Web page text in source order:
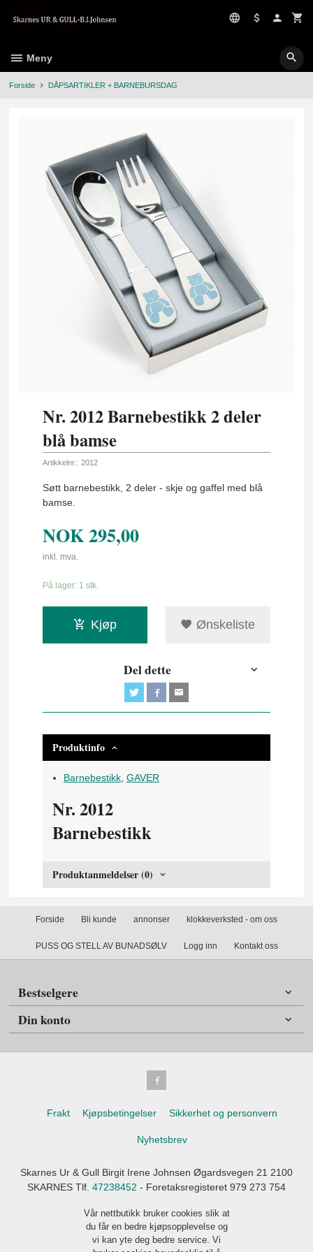
Meny
Forside DÅPSARTIKLER + BARNEBURSDAG
Nr. 2012 Barnebestikk 2 deler
blå bamse
Artikkelnr.: 2012
Søtt barnebestikk, 2 deler - skje og gaffel med blå
bamse.
NOK295,00
inkl. mva.
På lager: 1 stk.
Kjøp Ønskeliste
Del dette
Produktinfo
Barnebestikk, GAVER
Nr. 2012
Barnebestikk
Produktanmeldelser (0)
Forside Bli kunde annonser klokkeverksted - om oss
PUSS OG STELL AV BUNADSØLV Logg inn Kontakt oss
Bestselgere
Din konto
Frakt Kjøpsbetingelser Sikkerhet og personvern
Nyhetsbrev
Skarnes Ur & Gull Birgit Irene Johnsen Øgardsvegen 21 2100
SKARNES Tlf. 47238452 - Foretaksregisteret 979 273 754
Vår nettbutikk bruker cookies slik at
du får en bedre kjøpsopplevelse og
vi kan yte deg bedre service. Vi